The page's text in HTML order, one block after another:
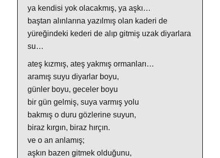
ya kendisi yok olacakmış, ya aşkı…
baştan alınlarına yazılmış olan kaderi de
yüreğindeki kederi de alıp gitmiş uzak diyarlara
su…
ateş kızmış, ateş yakmış ormanları…
aramış suyu diyarlar boyu,
günler boyu, geceler boyu
bir gün gelmiş, suya varmış yolu
bakmış o duru gözlerine suyun,
biraz kırgın, biraz hırçın.
ve o an anlamış;
aşkın bazen gitmek olduğunu,